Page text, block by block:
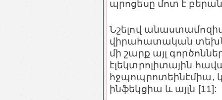
պրոցեսը մոտ է
Նշելով
վիրահատական
մի շարք այլ
էլեկտրոլիտային
հջպոպրոտեինէմիա,
ինֆեկցիա և այլն [11]: